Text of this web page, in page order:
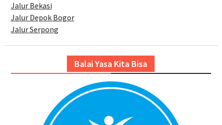
Jalur Bekasi
Jalur Depok Bogor
Jalur Serpong
Balai Yasa Kita Bisa